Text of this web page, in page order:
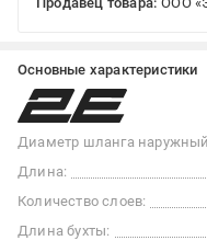
Основные характеристики
Диаметр шланга
Длина:
Количество слоев:
Длина бухты: